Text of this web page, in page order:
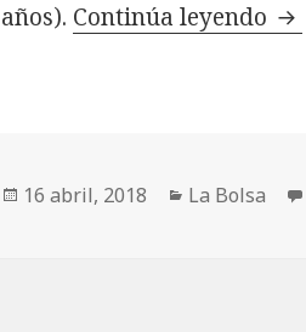
años). Continúa leyendo
Publicado
16 abril, 2018 Categorías
La Bolsa